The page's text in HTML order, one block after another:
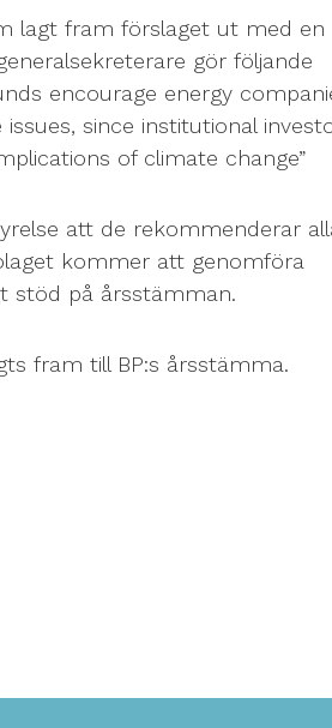
lagt fram förslaget ut med en
gör följande
encourage energy
since institutional
of climate change”
att de rekommenderar
kommer att genomföra
stöd på årsstämman.
fram till BP:s årsstämma.